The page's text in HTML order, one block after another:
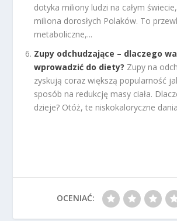
dotyka miliony ludzi na całym
miliona dorosłych Polaków. To
metaboliczne,...
Zupy odchudzające – dlaczego
wprowadzić do diety? Zupy na
zyskują coraz większą popularność
sposób na redukcję masy ciała.
dzieje? Otóż, te niskokaloryczne
OCENIAĆ: